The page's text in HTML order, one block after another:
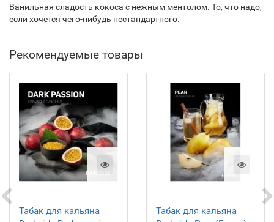
Ванильная сладость кокоса с нежным ментолом. То, что надо,
если хочется чего-нибудь нестандартного.
Рекомендуемые товары
Табак для кальяна
Табак для кальяна